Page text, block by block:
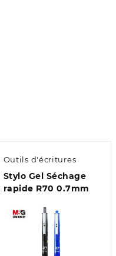
Outils d'écritures
Stylo Gel Séchage
rapide R70 0.7mm